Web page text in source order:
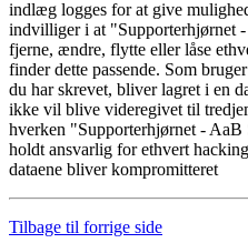
indlæg logges for at give
indvilliger i at "Supporterhjørnet
fjerne, ændre, flytte eller låse
finder dette passende. Som
du har skrevet, bliver lagret i en
ikke vil blive videregivet til
hverken "Supporterhjørnet -
holdt ansvarlig for ethvert
dataene bliver kompromitteret
Tilbage til forrige side